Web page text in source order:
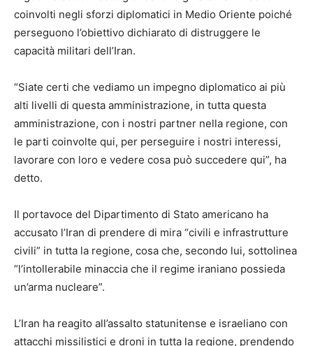
coinvolti negli sforzi diplomatici in Medio Oriente poiché
perseguono l’obiettivo dichiarato di distruggere le
capacità militari dell’Iran.
“Siate certi che vediamo un impegno diplomatico ai più
alti livelli di questa amministrazione, in tutta questa
amministrazione, con i nostri partner nella regione, con
le parti coinvolte qui, per perseguire i nostri interessi,
lavorare con loro e vedere cosa può succedere qui”, ha
detto.
Il portavoce del Dipartimento di Stato americano ha
accusato l’Iran di prendere di mira “civili e infrastrutture
civili” in tutta la regione, cosa che, secondo lui, sottolinea
“l’intollerabile minaccia che il regime iraniano possieda
un’arma nucleare”.
L’Iran ha reagito all’assalto statunitense e israeliano con
attacchi missilistici e droni in tutta la regione, prendendo